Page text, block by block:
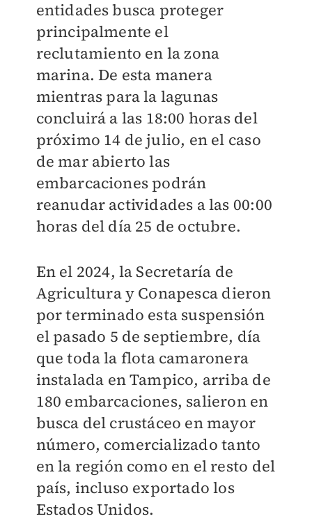
entidades busca proteger
principalmente el
reclutamiento en la zona
marina. De esta manera
mientras para la lagunas
concluirá a las 18:00 horas del
próximo 14 de julio, en el caso
de mar abierto las
embarcaciones podrán
reanudar actividades a las 00:00
horas del día 25 de octubre.
En el 2024, la Secretaría de
Agricultura y Conapesca dieron
por terminado esta suspensión
el pasado 5 de septiembre, día
que toda la flota camaronera
instalada en Tampico, arriba de
180 embarcaciones, salieron en
busca del crustáceo en mayor
número, comercializado tanto
en la región como en el resto del
país, incluso exportado los
Estados Unidos.